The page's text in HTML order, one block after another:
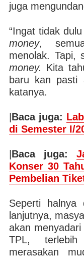
juga
“Ingat tidak
money,
menolak.
money. Kita
baru kan pasti
katanya.
Baca juga:
di Semester I/
Baca juga:
Konser 30
Pembelian
Seperti halnya
lanjutnya,
akan
TPL,
merasakan